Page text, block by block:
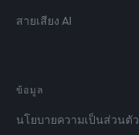
สายเสียง AI
ข้อมูล
นโยบายความเป็นส่วนตัว